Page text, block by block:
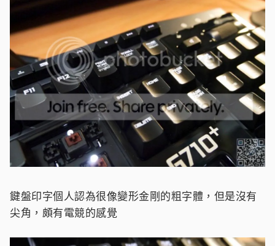
鍵盤印字個人認為很像變形金剛的粗字體，但是沒有
尖角，頗有電競的感覺